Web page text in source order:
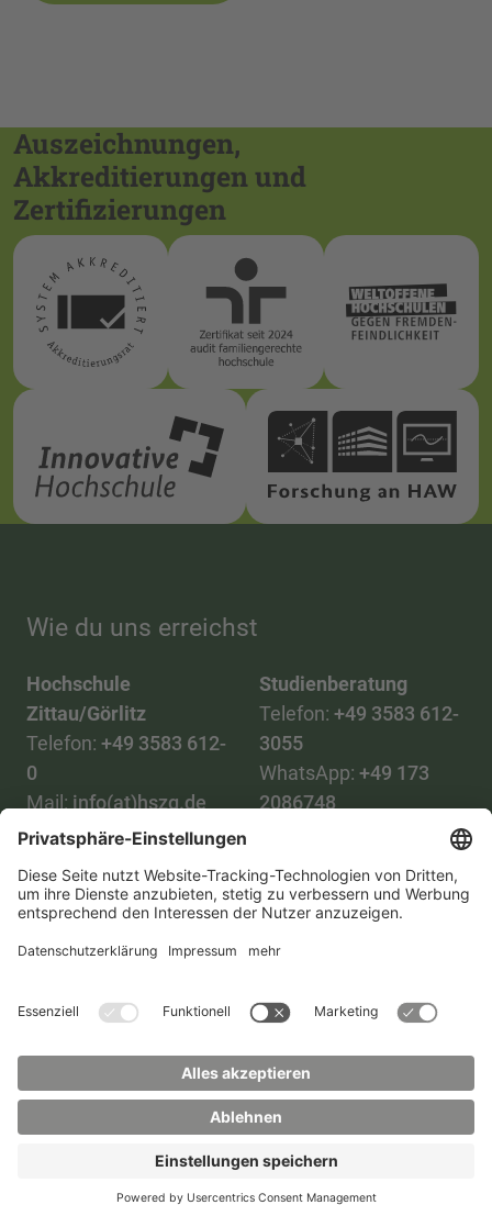
Auszeichnungen,
Akkreditierungen und
Zertifizierungen
Wie du uns erreichst
Hochschule
Zittau/Görlitz
Telefon: +49 3583 612-
0
Mail: info(at)hszg.de
Studienberatung
Telefon: +49 3583 612-
3055
WhatsApp: +49 173
2086748
Alle StudiengängeDatenschutz
ImpressumBarrierefreiheitPresse